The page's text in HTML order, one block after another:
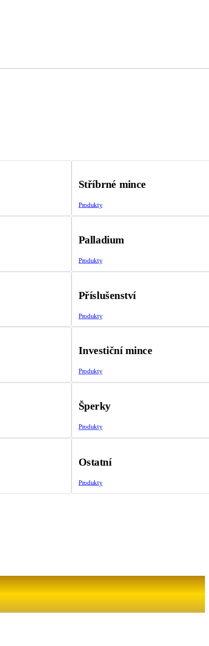
Stříbrné mince
Produkty
Palladium
Produkty
Příslušenství
Produkty
Investiční mince
Produkty
Šperky
Produkty
Ostatní
Produkty